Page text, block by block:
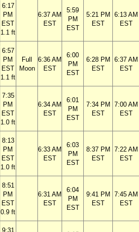
6:17
PM
EST
1.1 ft
6:37 AM
EST
5:59
PM
EST
5:21 PM
EST
6:13 AM
EST
6:57
PM
EST
1.1 ft
Full
Moon
6:36 AM
EST
6:00
PM
EST
6:28 PM
EST
6:37 AM
EST
7:35
PM
EST
1.0 ft
6:34 AM
EST
6:01
PM
EST
7:34 PM
EST
7:00 AM
EST
8:13
PM
EST
1.0 ft
6:33 AM
EST
6:03
PM
EST
8:37 PM
EST
7:22 AM
EST
8:51
PM
EST
0.9 ft
6:31 AM
EST
6:04
PM
EST
9:41 PM
EST
7:45 AM
EST
9:31